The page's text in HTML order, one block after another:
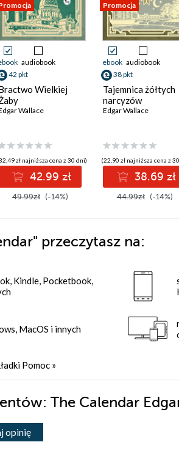
audiobook
42 pkt
Wielkiej
Wallace
zł najniższa cena z 30 dni)
42.99 zł
49.99zł (-14%)
Promocja
ebook audiobook
38 pkt
Tajemnica żółtych
narcyzów
Edgar Wallace
(22,90 zł najniższa cena z
38.69 zł
44.99zł (-14%)
przeczytasz na:
Kindle, Pocketbook,
MacOS i innych
Pomoc »
The Calendar
opinię